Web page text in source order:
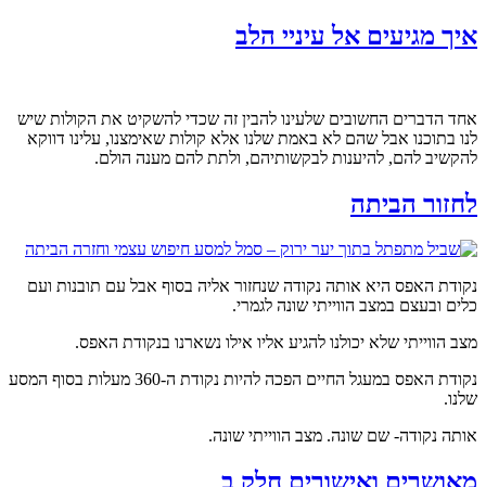
איך מגיעים אל עיניי הלב
אחד הדברים החשובים שלעינו להבין זה שכדי להשקיט את הקולות שיש
לנו בתוכנו אבל שהם לא באמת שלנו אלא קולות שאימצנו, עלינו דווקא
להקשיב להם, להיענות לבקשותיהם, ולתת להם מענה הולם.
לחזור הביתה
נקודת האפס היא אותה נקודה שנחזור אליה בסוף אבל עם תובנות ועם
כלים ובעצם במצב הווייתי שונה לגמרי.
מצב הווייתי שלא יכולנו להגיע אליו אילו נשארנו בנקודת האפס.
נקודת האפס במעגל החיים הפכה להיות נקודת ה-360 מעלות בסוף המסע
שלנו.
אותה נקודה- שם שונה. מצב הווייתי שונה.